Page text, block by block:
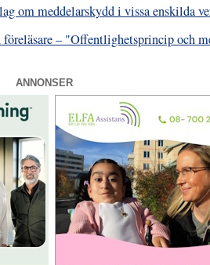
om meddelarskydd i vissa enskilda
– "Offentlighetsprincip och
ANNONSER